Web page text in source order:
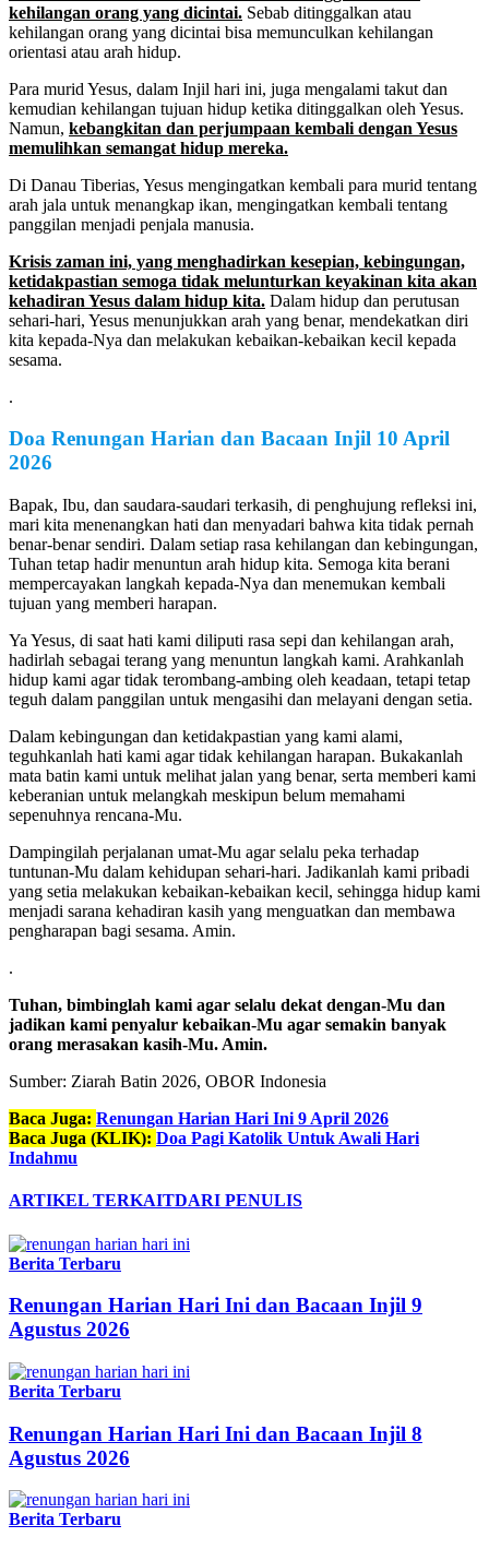
kehilangan orang yang dicintai. Sebab ditinggalkan atau
kehilangan orang yang dicintai bisa memunculkan kehilangan
orientasi atau arah hidup.
Para murid Yesus, dalam Injil hari ini, juga mengalami takut dan
kemudian kehilangan tujuan hidup ketika ditinggalkan oleh Yesus.
Namun, kebangkitan dan perjumpaan kembali dengan Yesus
memulihkan semangat hidup mereka.
Di Danau Tiberias, Yesus mengingatkan kembali para murid tentang
arah jala untuk menangkap ikan, mengingatkan kembali tentang
panggilan menjadi penjala manusia.
Krisis zaman ini, yang menghadirkan kesepian, kebingungan,
ketidakpastian semoga tidak melunturkan keyakinan kita akan
kehadiran Yesus dalam hidup kita. Dalam hidup dan perutusan
sehari-hari, Yesus menunjukkan arah yang benar, mendekatkan diri
kita kepada-Nya dan melakukan kebaikan-kebaikan kecil kepada
sesama.
.
Doa Renungan Harian dan Bacaan Injil 10 April
2026
Bapak, Ibu, dan saudara-saudari terkasih, di penghujung refleksi ini,
mari kita menenangkan hati dan menyadari bahwa kita tidak pernah
benar-benar sendiri. Dalam setiap rasa kehilangan dan kebingungan,
Tuhan tetap hadir menuntun arah hidup kita. Semoga kita berani
mempercayakan langkah kepada-Nya dan menemukan kembali
tujuan yang memberi harapan.
Ya Yesus, di saat hati kami diliputi rasa sepi dan kehilangan arah,
hadirlah sebagai terang yang menuntun langkah kami. Arahkanlah
hidup kami agar tidak terombang-ambing oleh keadaan, tetapi tetap
teguh dalam panggilan untuk mengasihi dan melayani dengan setia.
Dalam kebingungan dan ketidakpastian yang kami alami,
teguhkanlah hati kami agar tidak kehilangan harapan. Bukakanlah
mata batin kami untuk melihat jalan yang benar, serta memberi kami
keberanian untuk melangkah meskipun belum memahami
sepenuhnya rencana-Mu.
Dampingilah perjalanan umat-Mu agar selalu peka terhadap
tuntunan-Mu dalam kehidupan sehari-hari. Jadikanlah kami pribadi
yang setia melakukan kebaikan-kebaikan kecil, sehingga hidup kami
menjadi sarana kehadiran kasih yang menguatkan dan membawa
pengharapan bagi sesama. Amin.
.
Tuhan, bimbinglah kami agar selalu dekat dengan-Mu dan
jadikan kami penyalur kebaikan-Mu agar semakin banyak
orang merasakan kasih-Mu. Amin.
Sumber: Ziarah Batin 2026, OBOR Indonesia
Baca Juga: Renungan Harian Hari Ini 9 April 2026
Baca Juga (KLIK): Doa Pagi Katolik Untuk Awali Hari
Indahmu
ARTIKEL TERKAITDARI PENULIS
Berita Terbaru
Renungan Harian Hari Ini dan Bacaan Injil 9
Agustus 2026
Berita Terbaru
Renungan Harian Hari Ini dan Bacaan Injil 8
Agustus 2026
Berita Terbaru